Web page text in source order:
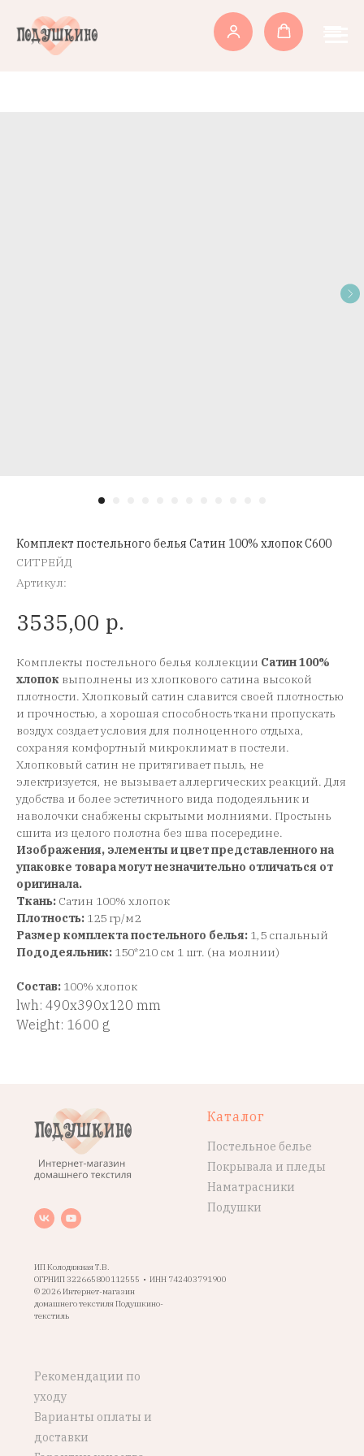
Комплект постельного белья Сатин 100% хлопок C600
СИТРЕЙД
Артикул:
3535,00 р.
Комплекты постельного белья коллекции Сатин 100%
хлопок выполнены из хлопкового сатина высокой
плотности. Хлопковый сатин славится своей плотностью
и прочностью, а хорошая способность ткани пропускать
воздух создает условия для полноценного отдыха,
сохраняя комфортный микроклимат в постели.
Хлопковый сатин не притягивает пыль, не
электризуется, не вызывает аллергических реакций. Для
удобства и более эстетичного вида пододеяльник и
наволочки снабжены скрытыми молниями. Простынь
сшита из целого полотна без шва посередине.
Изображения, элементы и цвет представленного на
упаковке товара могут незначительно отличаться от
оригинала.
Ткань: Сатин 100% хлопок
Плотность: 125 гр/м2
Размер комплекта постельного белья: 1,5 спальный
Пододеяльник: 150*210 см 1 шт. (на молнии)
Состав: 100% хлопок
lwh: 490x390x120 mm
Weight: 1600 g
ИП Колодяжная Т.В.
ОГРНИП 322665800112555 • ИНН 742403791900
© 2026 Интернет-магазин
домашнего текстиля Подушкино-
текстиль
Каталог
Постельное белье
Покрывала и пледы
Наматрасники
Подушки
Рекомендации по
уходу
Варианты оплаты и
доставки